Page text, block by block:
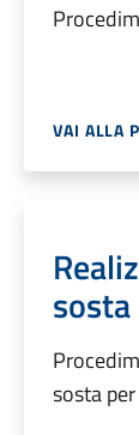
VAI ALLA
sosta